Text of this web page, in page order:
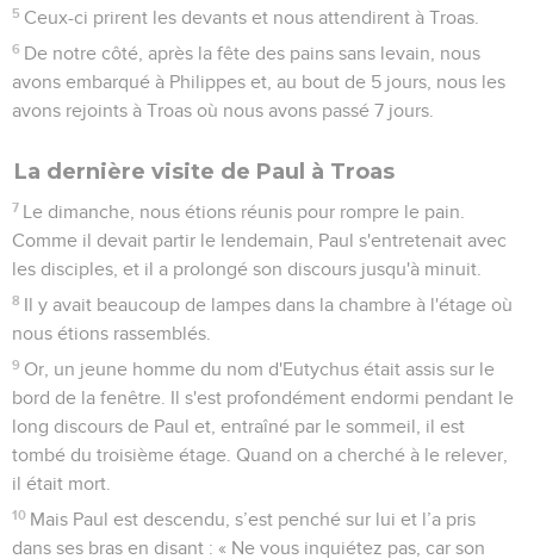
5 Ceux-ci prirent les devants et nous attendirent à Troas.
6 De notre côté, après la fête des pains sans levain, nous
avons embarqué à Philippes et, au bout de 5 jours, nous les
avons rejoints à Troas où nous avons passé 7 jours.
La dernière visite de Paul à Troas
7 Le dimanche, nous étions réunis pour rompre le pain.
Comme il devait partir le lendemain, Paul s'entretenait avec
les disciples, et il a prolongé son discours jusqu'à minuit.
8 Il y avait beaucoup de lampes dans la chambre à l'étage où
nous étions rassemblés.
9 Or, un jeune homme du nom d'Eutychus était assis sur le
bord de la fenêtre. Il s'est profondément endormi pendant le
long discours de Paul et, entraîné par le sommeil, il est
tombé du troisième étage. Quand on a cherché à le relever,
il était mort.
10 Mais Paul est descendu, s’est penché sur lui et l’a pris
dans ses bras en disant : « Ne vous inquiétez pas, car son